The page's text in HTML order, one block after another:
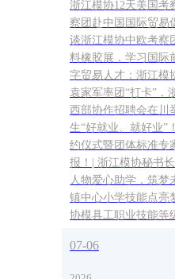
浙江模协12天美国考
察团赴中国国际贸易
谈浙江模协中欧考察
料橡胶展，学习国际
字贸易人才：浙江模
袁家军率团“打卡”，
西部协作招聘会在川
生“好就业、就好业”
约仪式暨团体标准专
报！| 浙江模协秘书
人物爱心助学，筑
镇中心小学技能点
协模具工职业技能等
07-06